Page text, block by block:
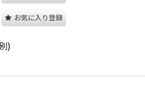
お気に入り登録
)